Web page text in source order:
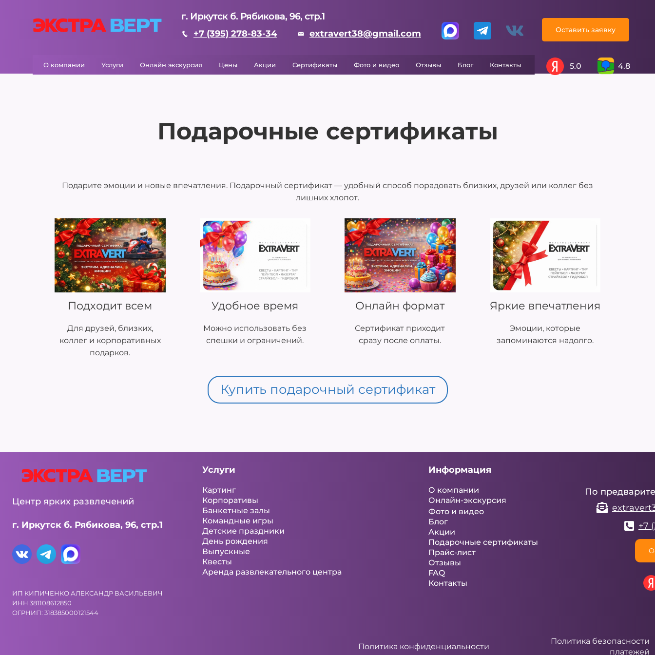
г. Иркутск б. Рябикова, 96, стр.1
Оставить заявку
О компании Услуги Онлайн экскурсия Цены Акции Сертификаты Фото и видео Отзывы Блог Контакты
+7 (395) 278-83-34 extravert38@gmail.com
5.0 4.8
Подарочные сертификаты
Подарите эмоции и новые впечатления. Подарочный сертификат — удобный способ порадовать близких, друзей или коллег без
лишних хлопот.
Подходит всем
Для друзей, близких,
коллег и корпоративных
подарков.
Удобное время
Можно использовать без
спешки и ограничений.
Онлайн формат
Сертификат приходит
сразу после оплаты.
Яркие впечатления
Эмоции, которые
запоминаются надолго.
Купить подарочный сертификат
Центр ярких развлечений
г. Иркутск б. Рябикова, 96, стр.1
ИП КИПИЧЕНКО АЛЕКСАНДР ВАСИЛЬЕВИЧ
ИНН 381108612850
ОГРНИП: 318385000121544
Услуги
Картинг
Корпоративы
Банкетные залы
Командные игры
Детские праздники
День рождения
Выпускные
Квесты
Аренда развлекательного центра
Информация
О компании
Онлайн-экскурсия
Фото и видео
Блог
Акции
Подарочные сертификаты
Прайс-лист
Отзывы
FAQ
Контакты
По
+7
Политика конфиденциальности
Политика безопасности
платежей